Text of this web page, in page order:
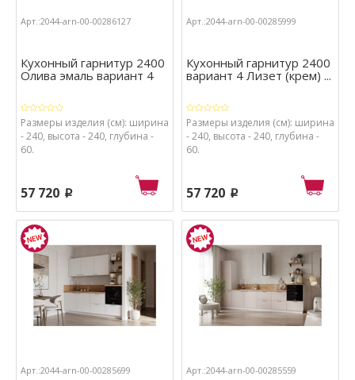
Арт.:2044-arn-00-00286127
Кухонный гарнитур 2400
Олива эмаль вариант 4
Размеры изделия (см): ширина
- 240, высота - 240, глубина -
60.
57 720 p
Арт.:2044-arn-00-00285999
Кухонный гарнитур 2400
вариант 4 Лизет (крем) ...
Размеры изделия (см): ширина
- 240, высота - 240, глубина -
60.
57 720 p
Арт.:2044-arn-00-00285699 Арт.:2044-arn-00-00285559